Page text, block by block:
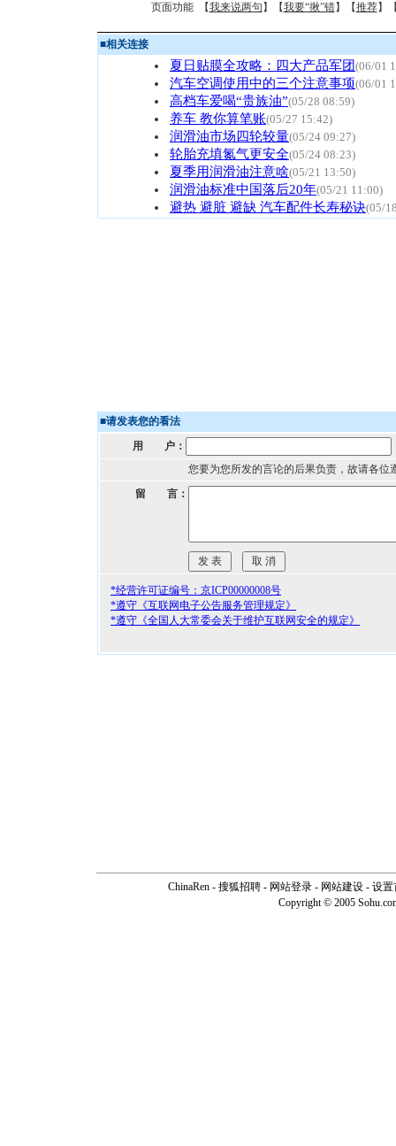
页面功能 【我来说两句 】【我要“揪”错】【推荐】
■相关连接
夏日贴膜全攻略：四大产品军团 (06/01
汽车空调使用中的三个注意事项(06/01
高档车爱喝“贵族油”(05/28 08:59)
养车 教你算笔账(05/27 15:42)
润滑油市场四轮较量(05/24 09:27)
轮胎充填氮气更安全(05/24 08:23)
夏季用润滑油注意啥(05/21 13:50)
润滑油标准中国落后20年(05/21 11:00)
避热 避脏 避缺 汽车配件长寿秘诀(05/
■请发表您的看法
用 户：
您要为您所发的言论的后果负责，故请各位
留 言：
*经营许可证编号：京ICP00000008号
*遵守《互联网电子公告服务管理规定》
*遵守《全国人大常委会关于维护互联网安全的规定》
ChinaRen - 搜狐招聘 - 网站登录 - 网站建设 - 设置
Copyright © 2005